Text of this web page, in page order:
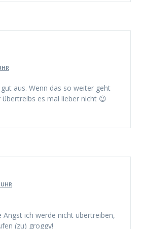
aus. Wenn das so weiter geht
es mal lieber nicht 😉
Angst ich werde nicht übertreiben,
(zu) groggy!